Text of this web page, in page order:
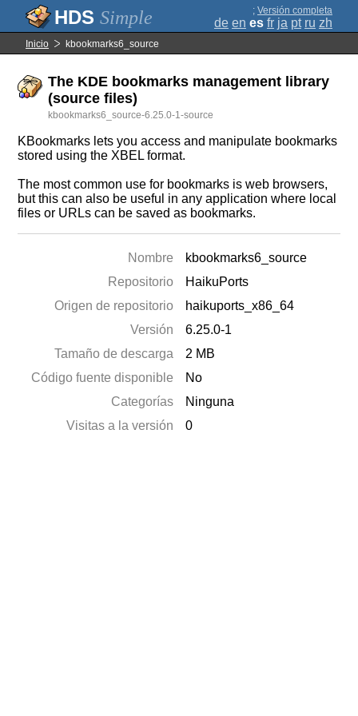
Simple ; Versión completa
de en es fr ja pt ru zh
Inicio kbookmarks6_source
The KDE bookmarks management library
(source files)
kbookmarks6_source-6.25.0-1-source
KBookmarks lets you access and manipulate bookmarks
stored using the XBEL format.
The most common use for bookmarks is web browsers,
but this can also be useful in any application where local
files or URLs can be saved as bookmarks.
Nombre
kbookmarks6_source
Repositorio
HaikuPorts
Origen de repositorio
haikuports_x86_64
Versión
6.25.0-1
Tamaño de descarga
2 MB
Código fuente disponible
No
Categorías
Ninguna
Visitas a la versión
0